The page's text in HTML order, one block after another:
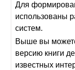
Для
использованы
систем.
Выше вы
версию книги
известных